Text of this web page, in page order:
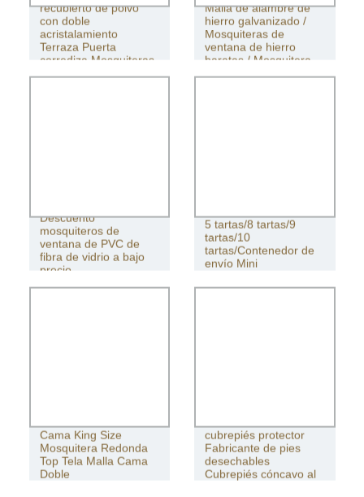
recubierto de polvo
con doble
acristalamiento
Terraza Puerta
corrediza Mosquiteras
Precio
Malla de alambre de
hierro galvanizado /
Mosquiteras de
ventana de hierro
baratas / Mosquitera
Descuento
mosquiteros de
ventana de PVC de
fibra de vidrio a bajo
precio
5 tartas/8 tartas/9
tartas/10
tartas/Contenedor de
envío Mini
Cama King Size
Mosquitera Redonda
Top Tela Malla Cama
Doble
cubrepiés protector
Fabricante de pies
desechables
Cubrepiés cóncavo al